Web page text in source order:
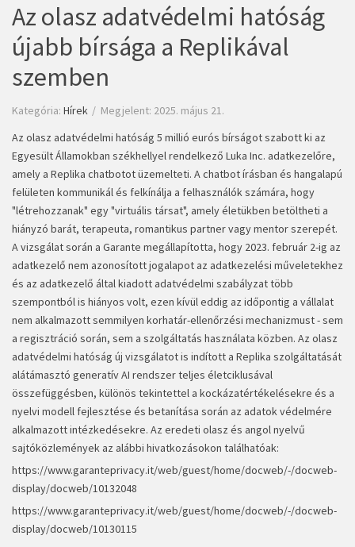
Az olasz adatvédelmi hatóság
újabb bírsága a Replikával
szemben
Kategória: Hírek
Megjelent: 2025. május 21.
Az olasz adatvédelmi hatóság 5 millió eurós bírságot szabott ki az
Egyesült Államokban székhellyel rendelkező Luka Inc. adatkezelőre,
amely a Replika chatbotot üzemelteti. A chatbot írásban és hangalapú
felületen kommunikál és felkínálja a felhasználók számára, hogy
"létrehozzanak" egy "virtuális társat", amely életükben betöltheti a
hiányzó barát, terapeuta, romantikus partner vagy mentor szerepét.
A vizsgálat során a Garante megállapította, hogy 2023. február 2-ig az
adatkezelő nem azonosított jogalapot az adatkezelési műveletekhez
és az adatkezelő által kiadott adatvédelmi szabályzat több
szempontból is hiányos volt, ezen kívül eddig az időpontig a vállalat
nem alkalmazott semmilyen korhatár-ellenőrzési mechanizmust - sem
a regisztráció során, sem a szolgáltatás használata közben. Az olasz
adatvédelmi hatóság új vizsgálatot is indított a Replika szolgáltatását
alátámasztó generatív AI rendszer teljes életciklusával
összefüggésben, különös tekintettel a kockázatértékelésekre és a
nyelvi modell fejlesztése és betanítása során az adatok védelmére
alkalmazott intézkedésekre. Az eredeti olasz és angol nyelvű
sajtóközlemények az alábbi hivatkozásokon találhatóak:
https://www.garanteprivacy.it/web/guest/home/docweb/-/docweb-
display/docweb/10132048
https://www.garanteprivacy.it/web/guest/home/docweb/-/docweb-
display/docweb/10130115